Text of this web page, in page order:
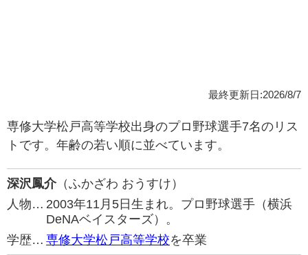
最終更新日:2026/8/7
専修大学松戸高等学校出身のプロ野球選手7名のリス
トです。年齢の若い順に並べています。
深沢鳳介（ふかざわ おうすけ）
人物… 2003年11月5日生まれ。プロ野球選手（横浜
DeNAベイスターズ）。
学歴… 専修大学松戸高等学校を卒業